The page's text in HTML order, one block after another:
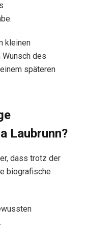
kleinen
des
späteren
Laubrunn?
dass trotz der
biografische